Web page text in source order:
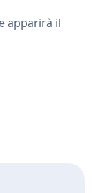
apparirà il